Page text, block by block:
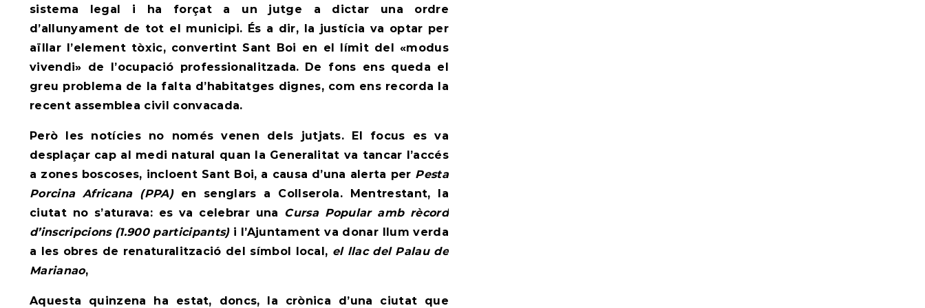
sistema legal i ha forçat a un jutge a dictar una ordre
d’allunyament de tot el municipi. És a dir, la justícia va optar per
aïllar l’element tòxic, convertint Sant Boi en el límit del «modus
vivendi» de l’ocupació professionalitzada.
De fons ens queda el
greu problema de la falta d’habitatges dignes, com ens recorda la
recent assemblea civil convacada.
Però les notícies no només venen dels jutjats. El focus es va
desplaçar cap al medi natural quan la Generalitat va tancar l’accés
a zones boscoses, incloent Sant Boi, a causa d’una alerta per Pesta
Porcina Africana (PPA) en senglars a Collserola. Mentrestant, la
ciutat no s’aturava: es va celebrar una Cursa Popular amb rècord
d’inscripcions (1.900 participants)i l’Ajuntament va donar llum verda
a les obres de renaturalització del símbol local, el llac del Palau de
Marianao,
Aquesta quinzena ha estat, doncs, la crònica d’una ciutat que